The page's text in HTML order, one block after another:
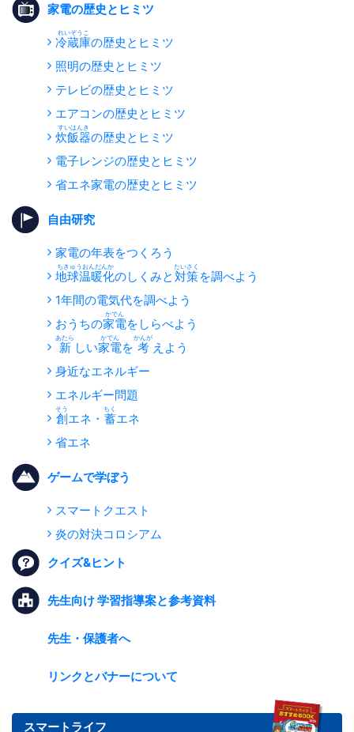
家電の歴史とヒミツ
冷蔵庫の歴史とヒミツ
照明の歴史とヒミツ
テレビの歴史とヒミツ
エアコンの歴史とヒミツ
炊飯器の歴史とヒミツ
電子レンジの歴史とヒミツ
省エネ家電の歴史とヒミツ
自由研究
家電の年表をつくろう
地球温暖化のしくみと 対策を調べよう
1年間の電気代を調べよう
おうちの家電をしらべよう
新 しい家電を 考 えよう
身近なエネルギー
エネルギー問題
創エネ・ 蓄エネ
省エネ
ゲームで学ぼう
スマートクエスト
炎の対決コロシアム
クイズ&ヒント
先生向け 学習指導案と参考資料
先生・保護者へ
リンクとバナーについて
スマートライフ